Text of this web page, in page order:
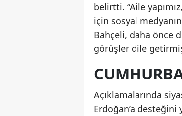
belirtti. “Aile
için sosyal
Bahçeli, daha önce
görüşler dile
Açıklamalarında
Erdoğan’a desteğini